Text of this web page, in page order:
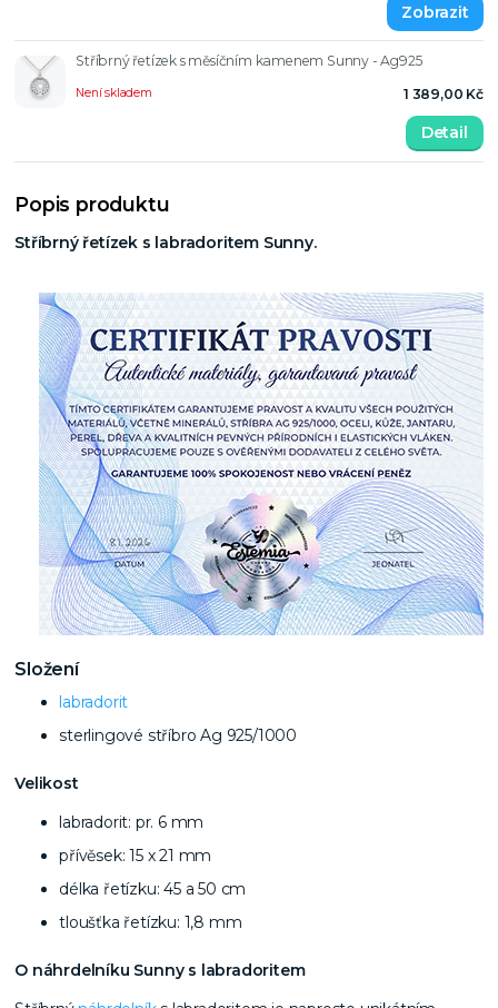
Stříbrný řetízek s měsíčním kamenem Sunny - Ag925
1 389,00 Kč
Není skladem
Detail
Popis produktu
Stříbrný řetízek s labradoritem Sunny.
Složení
labradorit
sterlingové stříbro Ag 925/1000
Velikost
labradorit: pr. 6 mm
přívěsek: 15 x 21 mm
délka řetízku: 45 a 50 cm
tloušťka řetízku: 1,8 mm
O náhrdelníku Sunny s labradoritem